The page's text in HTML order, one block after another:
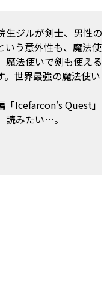
生ジルが剣士、男性の
いう意外性も、魔法使
魔法使いで剣も使える
。世界最強の魔法使い
Icefarcon's Quest」
読みたい…。